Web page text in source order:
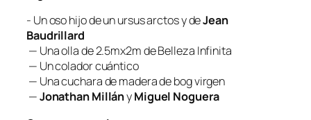
- Un oso hi­jo de unur­sus ar­ctosy deJean
Baudrillard
— Una olla de 2.5mx2m deBelleza Infinita
— Un co­la­dor cuántico
— Una cu­cha­ra de ma­de­ra de bog virgen
—Jonathan MillányMiguel Noguera